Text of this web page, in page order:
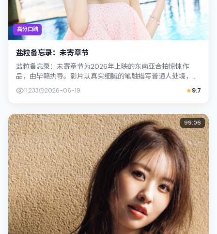
高分口碑
盐粒备忘录：未寄章节
盐粒备忘录：未寄章节为2026年上映的东南亚合拍惊悚作
品，由毕赣执导。影片以真实细腻的笔触描写普通人处境，染
谷将太与杨紫琼的对手戏张力十足，情节...
11,233 2026-06-19 9.7
99:06